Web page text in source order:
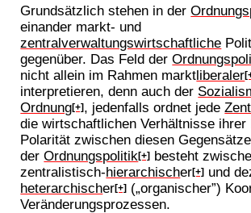
Grundsätzlich stehen in der
einander markt- und
zentralverwaltungswirtschaftliche
gegenüber. Das Feld der
nicht allein im Rahmen marktliberaler
interpretieren, denn auch der
Ordnung[+], jedenfalls ordnet jede
die wirtschaftlichen Verhältnisse ihrer
Polarität zwischen diesen
derOrdnungspolitik[+] besteht
zentralistisch-hierarchischer[+] und
heterarchischer[+] („organischer”)
Veränderungsprozessen.